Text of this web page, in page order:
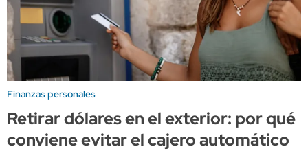
Finanzas personales
Retirar dólares en el exterior: por qué
conviene evitar el cajero automático